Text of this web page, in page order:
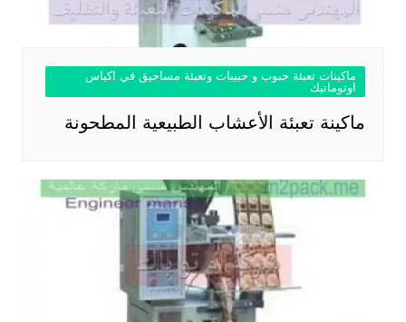
ماكينات تعبئة حبوب و حبيبات وتعبئة مساحيق في اكياس
اوتوماتيك
ماكينة تعبئة الأعشاب الطبيعية المطحونة